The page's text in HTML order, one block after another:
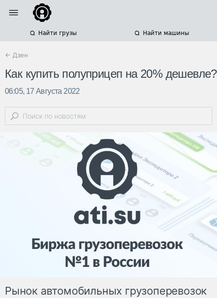
Найти грузы Найти машины
← Дзен
Как купить полуприцеп на 20% дешевле?
06:05, 17 Августа 2022
Рынок автомобильных грузоперевозок